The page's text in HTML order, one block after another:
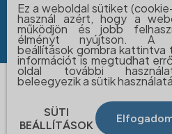
© 2026 BUDAPEST FŐVÁROS II.
Szolgálata -
Készítette a:
Ez a weboldal sütiket
használ azért, hogy a
működjön és jobb
élményt nyújtson. A
beállítások gombra kattintva
információt is megtudhat
oldal további
beleegyezik a sütik
SÜTI
BEÁLLÍTÁSOK